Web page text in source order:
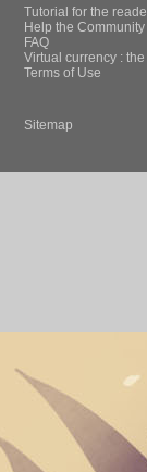
Tutorial for the
Help the
FAQ
Virtual currency :
Terms of Use
Sitemap